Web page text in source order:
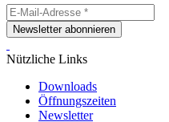
Newsletter abonnieren
Nützliche Links
Downloads
Öffnungszeiten
Newsletter